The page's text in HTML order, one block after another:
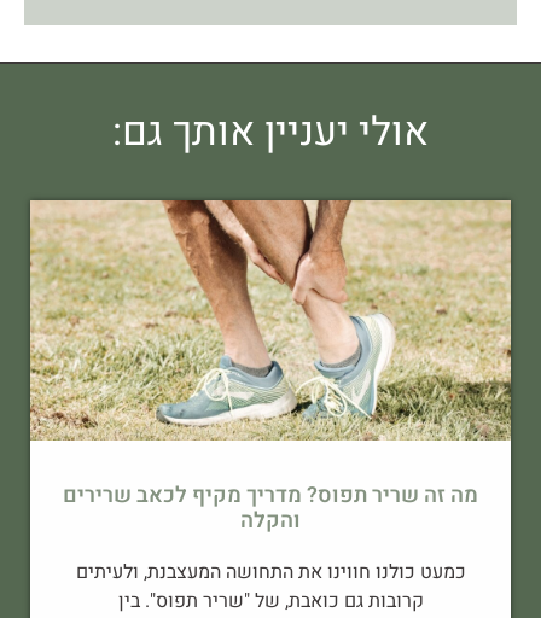
אולי יעניין אותך גם:
מה זה שריר תפוס? מדריך מקיף לכאב שרירים
והקלה
כמעט כולנו חווינו את התחושה המעצבנת, ולעיתים
קרובות גם כואבת, של "שריר תפוס". בין